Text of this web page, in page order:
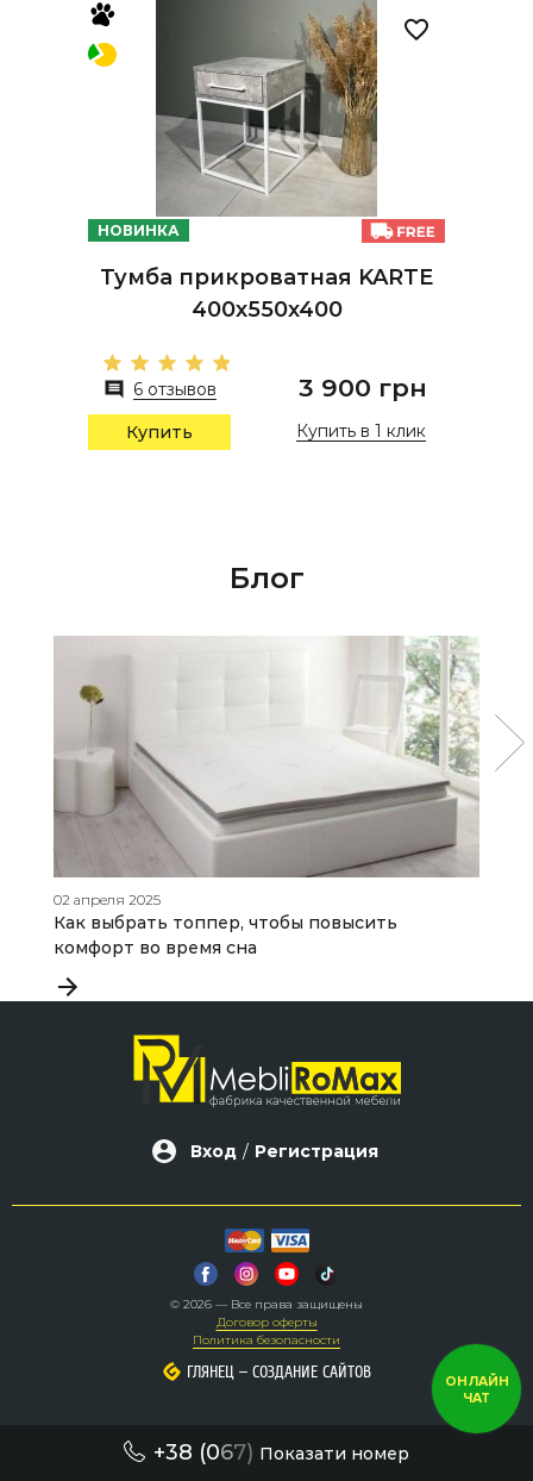
+38 (067) Показати номер
НОВИНКА
Тумба прикроватная KARTE
400х550х400
6 отзывов 3 900 грн
Купить Купить в 1 клик
Блог
02 апреля 2025
Как выбрать топпер, чтобы повысить
комфорт во время сна
Вход / Регистрация
© 2026 — Все права защищены
Договор оферты
Политика безопасности
ГЛЯНЕЦ– СОЗДАНИЕ САЙТОВ
ГЛЯНЕЦ– СОЗДАНИЕ САЙТОВ
ОНЛАЙН
ЧАТ